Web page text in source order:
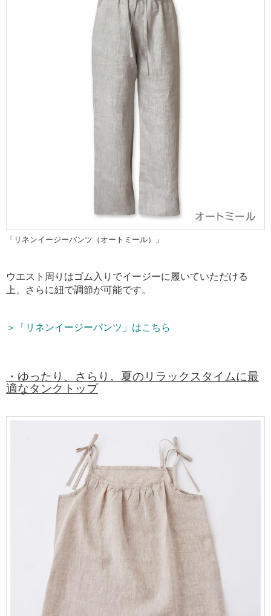
「リネンイージーパンツ（オートミール）」
ウエスト周りはゴム入りでイージーに履いていただける
上、さらに紐で調節が可能です。
＞「リネンイージーパンツ」はこちら
・ゆったり、さらり。夏のリラックスタイムに最
適なタンクトップ